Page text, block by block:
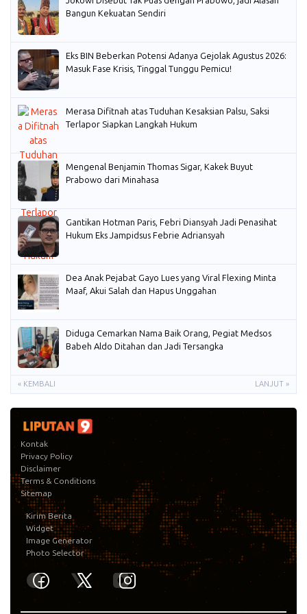
Bangun Kekuatan Sendiri
Eks BIN Beberkan Potensi Adanya Gejolak Agustus 2026:
Masuk Fase Krisis, Tinggal Tunggu Pemicu!
Merasa Difitnah atas Tuduhan Kesaksian Palsu, Saksi
Terlapor Siapkan Langkah Hukum
Mengenal Benjamin Thomas Sigar, Kakek Buyut
Prabowo dari Minahasa
Gantikan Hotman Paris, Febri Diansyah Jadi Penasihat
Hukum Eks Jampidsus Febrie Adriansyah
Dea Anak Pejabat Gayo Lues yang Viral Flexing Minta
Maaf, Akui Salah dan Hapus Unggahan
Diduga Cemarkan Nama Baik Orang, Pegiat Medsos
Babeh Aldo Ditahan dan Jadi Tersangka
« KEMBALI LANJUT »
Kontak
Privacy Policy
Disclaimer
Terms & Conditions
Sitemap
Kirim Berita
Widget
Image Generator
Photo Selector